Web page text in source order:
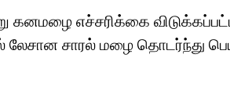
எச்சரிக்கை
லேசான சாரல் மழை தொடர்ந்து